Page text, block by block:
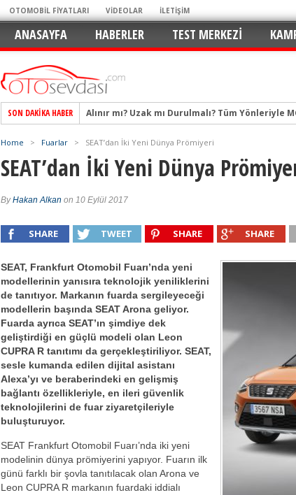
OTOMOBİL FİYATLARI VİDEOLAR İLETİŞİM
ANASAYFA HABERLER TEST MERKEZI
SON DAKIKA HABER
Alpine A290 GTS: Dijital Çağın Cep Roketi
Crossover Dünyasının Yaramaz Çocuğu: 2026
Mercedes-Benz Otomotiv ve En Yakıt İş Birliği
Keskin Hatlar, GR Ruhu ve Maksimum
Geleceğin Kompakt Elektrikli SUV Standartları
Pazarın Lideri, Jurinin de Favorisi: Renault Clio
Hem Şehirli Hem Tasarruflu: Yeni Peugeot
TURKA’nın Dev Ağı İçin İmzalar Atıldı: 81 İlde
Alınır mı? Uzak mı Durulmalı? Tüm Yönleriyle
Home > Fuarlar > SEAT’dan İki Yeni Dünya Prömiyeri
SEAT’dan İki Yeni Dünya
ByHakan Alkan on 10 Eylül 2017
SHARE TWEET SHARE SHARE
SEAT, Frankfurt Otomobil Fuarı’nda yeni
modellerinin yanısıra teknolojik yeniliklerini
de tanıtıyor. Markanın fuarda sergileyeceği
modellerin başında SEAT Arona geliyor.
Fuarda ayrıca SEAT’ın şimdiye dek
geliştirdiği en güçlü modeli olan Leon
CUPRA R tanıtımı da gerçekleştiriliyor. SEAT,
sesle kumanda edilen dijital asistanı
Alexa’yı ve beraberindeki en gelişmiş
bağlantı özellikleriyle, en ileri güvenlik
teknolojilerini de fuar ziyaretçileriyle
buluşturuyor.
SEAT Frankfurt Otomobil Fuarı’nda iki yeni
modelinin dünya prömiyerini yapıyor. Fuarın ilk
günü farklı bir şovla tanıtılacak olan Arona ve
Leon CUPRA R markanın fuardaki iddialı